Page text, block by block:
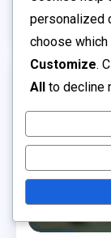
06/02/2026
16 MINS
personalized
choose
Customize.
All to decline